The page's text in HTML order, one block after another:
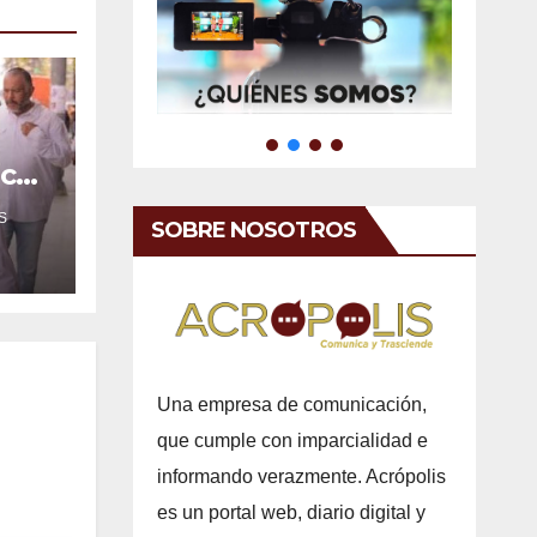
SOBRE NOSOTROS
Una empresa de comunicación,
que cumple con imparcialidad e
informando verazmente. Acrópolis
es un portal web, diario digital y